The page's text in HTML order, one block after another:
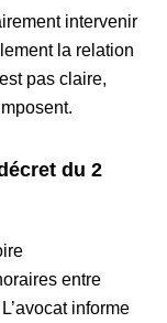
intervenir
la relation
pas claire,
du 2
entre
informe